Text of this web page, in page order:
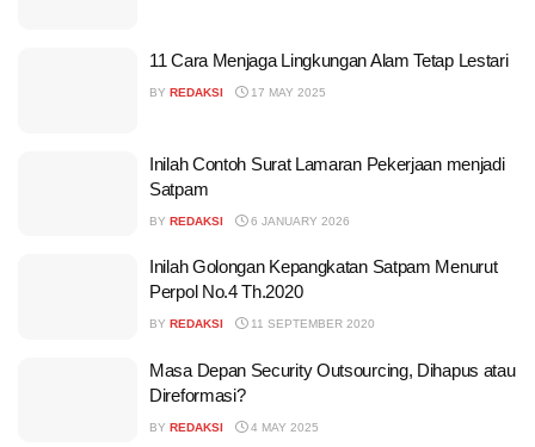
11 Cara Menjaga Lingkungan Alam Tetap Lestari
BY REDAKSI 17 MAY 2025
Inilah Contoh Surat Lamaran Pekerjaan menjadi
Satpam
BY REDAKSI 6 JANUARY 2026
Inilah Golongan Kepangkatan Satpam Menurut
Perpol No.4 Th.2020
BY REDAKSI 11 SEPTEMBER 2020
Masa Depan Security Outsourcing, Dihapus atau
Direformasi?
BY REDAKSI 4 MAY 2025